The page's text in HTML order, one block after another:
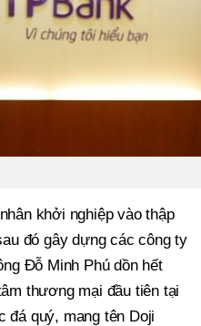
khởi nghiệp vào thập
đó gây dựng các công ty
Đỗ Minh Phú dồn hết
thương mại đầu tiên tại
đá quý, mang tên Doji